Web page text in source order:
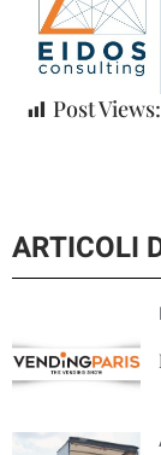
Post Views:
ARTICOLI